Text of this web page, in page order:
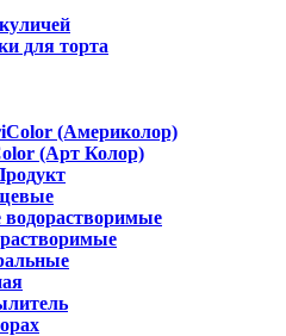
для торта
(Америколор)
(Арт Колор)
водорастворимые